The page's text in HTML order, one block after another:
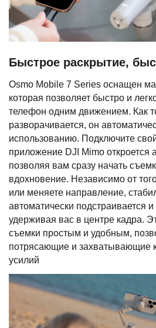
Быстрое раскрытие,
Osmo Mobile 7 Series оснащен
которая позволяет быстро и
телефон одним движением. Как
разворачивается, он
использованию. Подключите
приложение DJI Mimo откроется
позволяя вам сразу начать
вдохновение. Независимо от
или меняете направление,
автоматически подстраивается
удерживая вас в центре кадра.
съемки простым и удобным,
потрясающие и захватывающие
усилий